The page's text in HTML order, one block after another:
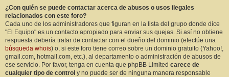
¿Con quién se puede contactar acerca de abusos o usos ilegales
relacionados con este foro?
Cada uno de los administradores que figuran en la lista del grupo donde dice
"El Equipo" es un contacto apropiado para enviar sus quejas. Si así no obtiene
respuesta debería tratar de contactar con el dueño del dominio (efectúe una
búsqueda whois) o, si este foro tiene correo sobre un dominio gratuito (Yahoo!,
gmail.com, hotmail.com, etc.), al departamento o administración de abusos de
ese servicio. Por favor, tenga en cuenta que phpBB Limited carece de
cualquier tipo de control y no puede ser de ninguna manera responsable